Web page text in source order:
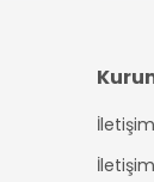
İletişim